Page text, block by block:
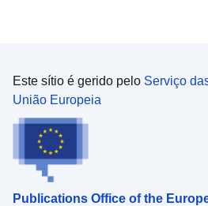
Este sítio é gerido pelo Serviço
União Europeia
Publications Office of the